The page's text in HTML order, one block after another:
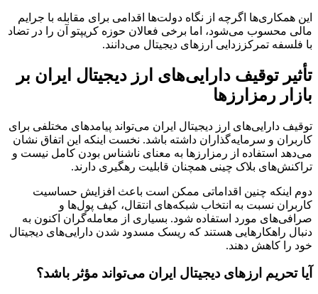
این همکاری‌ها اگرچه از نگاه دولت‌ها اقدامی برای مقابله با جرایم
مالی محسوب می‌شود، اما برخی فعالان حوزه کریپتو آن را در تضاد
با فلسفه تمرکززدایی ارزهای دیجیتال می‌دانند.
تأثیر توقیف دارایی‌های ارز دیجیتال ایران بر
بازار رمزارزها
توقیف دارایی‌های ارز دیجیتال ایران می‌تواند پیامدهای مختلفی برای
کاربران و سرمایه‌گذاران داشته باشد. نخست اینکه این اتفاق نشان
می‌دهد استفاده از رمزارزها به معنای ناشناس بودن کامل نیست و
تراکنش‌های بلاک چینی همچنان قابلیت رهگیری دارند.
دوم اینکه چنین اقداماتی ممکن است باعث افزایش حساسیت
کاربران نسبت به انتخاب شبکه‌های انتقال، کیف پول‌ها و
صرافی‌های مورد استفاده شود. بسیاری از معامله‌گران اکنون به
دنبال راهکارهایی هستند که ریسک مسدود شدن دارایی‌های دیجیتال
خود را کاهش دهند.
آیا تحریم ارزهای دیجیتال ایران می‌تواند مؤثر باشد؟